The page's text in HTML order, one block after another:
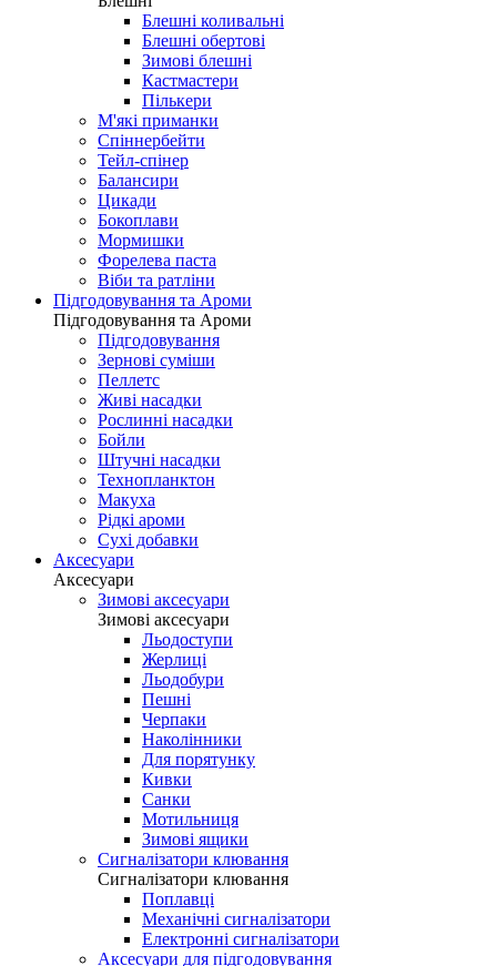
Блешні коливальні
Блешні обертові
Зимові блешні
Кастмастери
Пількери
М'які приманки
Спіннербейти
Тейл-спінер
Балансири
Цикади
Бокоплави
Мормишки
Форелева паста
Віби та ратліни
Підгодовування та Ароми
Підгодовування та Ароми
Підгодовування
Зернові суміши
Пеллетс
Живі насадки
Рослинні насадки
Бойли
Штучні насадки
Технопланктон
Макуха
Рідкі ароми
Сухі добавки
Аксесуари
Аксесуари
Зимові аксесуари
Зимові аксесуари
Льодоступи
Жерлиці
Льодобури
Пешні
Черпаки
Наколінники
Для порятунку
Кивки
Санки
Мотильниця
Зимові ящики
Сигналізатори клювання
Сигналізатори клювання
Поплавці
Механічні сигналізатори
Електронні сигналізатори
Аксесуари для підгодовування